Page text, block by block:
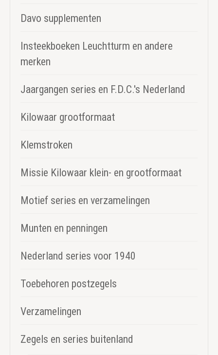
Davo supplementen
Insteekboeken Leuchtturm en andere
merken
Jaargangen series en F.D.C.'s Nederland
Kilowaar grootformaat
Klemstroken
Missie Kilowaar klein- en grootformaat
Motief series en verzamelingen
Munten en penningen
Nederland series voor 1940
Toebehoren postzegels
Verzamelingen
Zegels en series buitenland